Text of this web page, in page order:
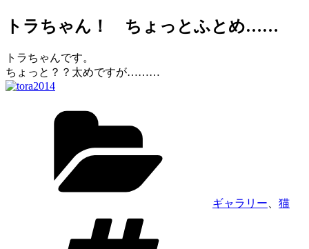
日:トラちゃん！ ちょっとふとめ……
トラちゃんです。
ちょっと？？太めですが………
ギャラリー
猫